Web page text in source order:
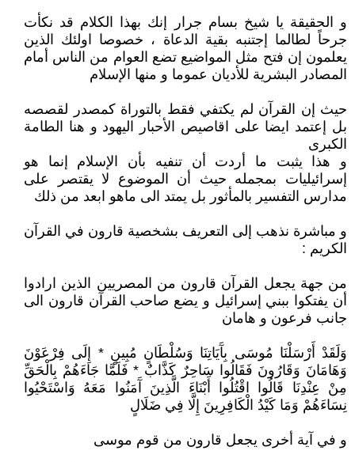
و الحقيقة يا شيخ بسام جرار إنك بهذا الكلام قد نكأت
جرحاً لطالما إجتنبه بقية الدعاة ، خصوصا اولئك الذين
يعلمون إن فتح مثل المواضيع تضع العوام من الناس أمام
المصادر البشرية للأديان عموما و منها الإسلام
حيث إن القرآن لم يكتفي فقط بالتوراة كمصدر لقصصه
بل إعتمد ايضا على اقاصيص الأحبار اليهود و هنا الطامة
الكبرى
و هذا يثبت ما أردت أن تنفيه بأن الإسلام إنما هو
إسرائيليات بمجمله حيث أن الموضوع لا يقتصر على
مدارس التفسير بالمأثور بل يمتد الى ماهو ابعد من ذلك
و مباشرة نذهب إلى التعريف بشخصية قارون في القرآن
الكريم :
من جهة يجعل القرآن قارون من المصريين الذين ارادوا
أن يفتكوا ببني إسرائيل و يضع صاحب القرآن قارون الى
جانب فرعون و هامان
وَلَقَدْ أَرْسَلْنَا مُوسَى بِآَيَاتِنَا وَسُلْطَانٍ مُبِينٍ * إِلَى فِرْعَوْنَ
وَهَامَانَ وَقَارُونَ فَقَالُوا سَاحِرٌ كَذَّابٌ * فَلَمَّا جَاءَهُمْ بِالْحَقِّ
مِنْ عِنْدِنَا قَالُوا اقْتُلُوا أَبْنَاءَ الَّذِينَ آَمَنُوا مَعَهُ وَاسْتَحْيُوا
نِسَاءَهُمْ وَمَا كَيْدُ الْكَافِرِينَ إِلَّا فِي ضَلَالٍ
و في آية أخرى يجعل قارون من قوم موسى